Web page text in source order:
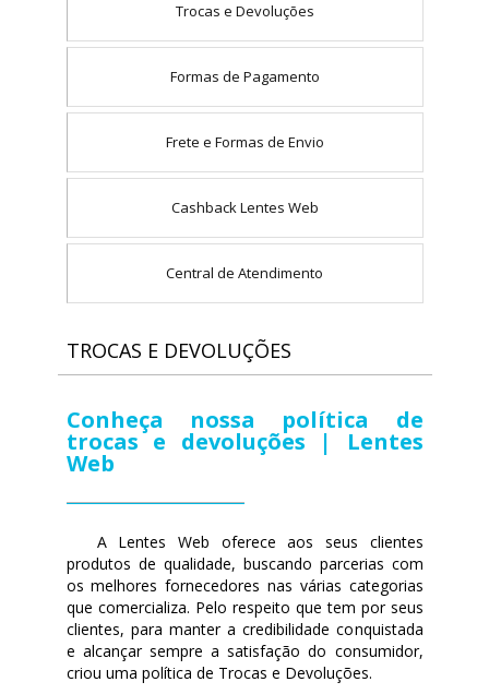
Trocas e Devoluções
Formas de Pagamento
Frete e Formas de Envio
Cashback Lentes Web
Central de Atendimento
TROCAS E DEVOLUÇÕES
Conheça nossa política de
trocas e devoluções | Lentes
Web
A Lentes Web oferece aos seus clientes
produtos de qualidade, buscando parcerias com
os melhores fornecedores nas várias categorias
que comercializa. Pelo respeito que tem por seus
clientes, para manter a credibilidade conquistada
e alcançar sempre a satisfação do consumidor,
criou uma política de Trocas e Devoluções.